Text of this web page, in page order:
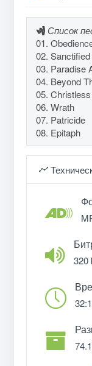
Список
01.
02.
03. Paradise
04. Beyond
05.
06. Wrath
07. Patricide
08. Epitaph
320